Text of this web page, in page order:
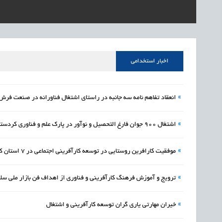
رئیس مرکز منابع
1405/05/16 اشتغال و کارآفرینی راه‌اندازی «کارخانه
اخبار استخدامی
» انعقاد تفاهم نامه سه جانبه در راستای اشتغال فناورانه در صنعت
» اشتغال 900 جوان فارغ التحصیل و نوآور در پارک علم و فناوری کردستان
» موفقیت کارافرین روستایی در توسعه کارآفرینی اجتماعی در ۷ استان کشور
» ترویج و آموزش فرهنگ کارآفرینی و فناوری از اهداف فن بازار ملی
» خیران مهارتی یاری گران توسعه کارآفرینی و اشتغال